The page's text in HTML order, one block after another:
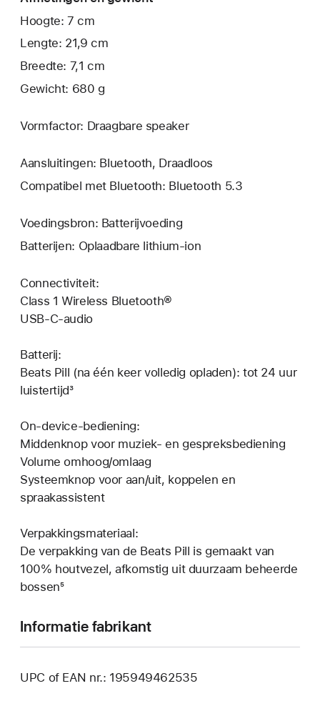
Hoogte: 7 cm
Lengte: 21,9 cm
Breedte: 7,1 cm
Gewicht: 680 g
Vormfactor: Draagbare speaker
Aansluitingen: Bluetooth, Draadloos
Compatibel met Bluetooth: Bluetooth 5.3
Voedingsbron: Batterijvoeding
Batterijen: Oplaadbare lithium-ion
Connectiviteit:
Class 1 Wireless Bluetooth®
USB-C-audio
Batterij:
Beats Pill (na één keer volledig opladen): tot 24 uur
luistertijd³
On-device-bediening:
Middenknop voor muziek- en gespreksbediening
Volume omhoog/omlaag
Systeemknop voor aan/uit, koppelen en
spraakassistent
Verpakkingsmateriaal:
De verpakking van de Beats Pill is gemaakt van
100% houtvezel, afkomstig uit duurzaam beheerde
bossen⁵
Informatie fabrikant
UPC of EAN nr.: 195949462535